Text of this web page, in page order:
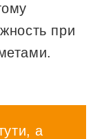
при
а